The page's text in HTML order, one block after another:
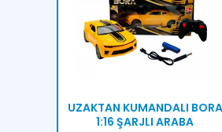
UZAKTAN KUMANDALI BORA
1:16 ŞARJLI ARABA